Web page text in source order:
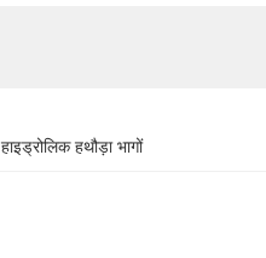
हाइड्रोलिक हथौड़ा भागों